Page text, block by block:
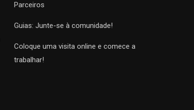
Parceiros
Guias: Junte-se à comunidade!
Coloque uma visita online e comece a
trabalhar!